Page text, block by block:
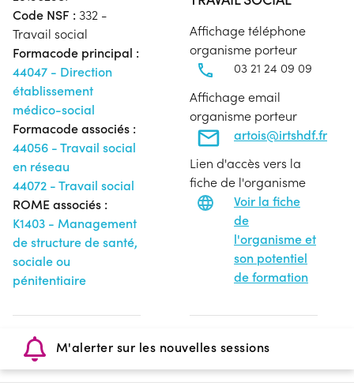
Code NSF : 332 -
Travail social
Formacode principal :
44047 - Direction
établissement
médico-social
Formacode associés :
44056 - Travail social
en réseau
44072 - Travail social
ROME associés :
K1403 - Management
de structure de santé,
sociale ou
pénitentiaire
Affichage téléphone
organisme porteur
03 21 24 09 09
Affichage email
organisme porteur
artois@irtshdf.fr
Lien d'accès vers la
fiche de l'organisme
Voir la fiche
de
l'organisme et
son potentiel
de formation
M'alerter sur les nouvelles sessions